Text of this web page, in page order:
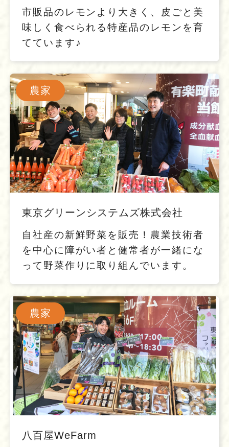
市販品のレモンより大きく、皮ごと美
味しく食べられる特産品のレモンを育
てています♪
農家
東京グリーンシステムズ株式会社
自社産の新鮮野菜を販売！農業技術者
を中心に障がい者と健常者が一緒にな
って野菜作りに取り組んでいます。
農家
八百屋WeFarm